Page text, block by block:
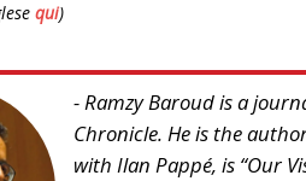
qui)
- Ramzy Baroud is a
Chronicle. He is the
with Ilan Pappé, is “Our